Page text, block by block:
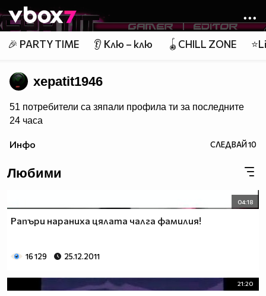
👾
🎉 PARTY TIME 👂 Клю – клю 🪀CHILL ZONE
xepatit1946
51 потребители са зяпали профила ти за последните
24 чаca
Инфо СЛЕДВАЙ10
Любими
04:18
Рапъри нараниха цялата чалга фамилия!
16 129 25.12.2011
21:20